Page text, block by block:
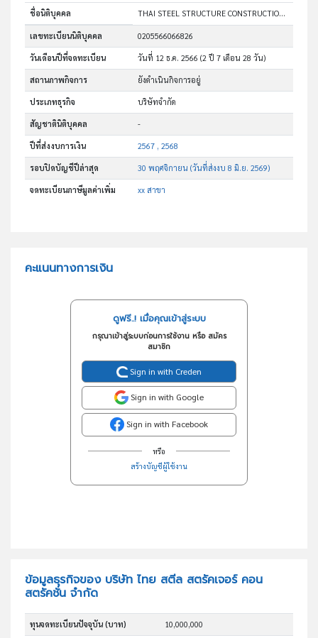
ชื่อนิติบุคคล THAI STEEL STRUCTURE CONSTRUCTION CO., LTD.
เลขทะเบียนนิติบุคคล 0205566066826
วันเดือนปีที่จดทะเบียน วันที่ 12 ธ.ค. 2566(2 ปี 7 เดือน 28 วัน)
สถานภาพกิจการ ยังดำเนินกิจการอยู่
ประเภทธุรกิจ บริษัทจำกัด
สัญชาตินิติบุคคล -
ปีที่ส่งงบการเงิน 2567 , 2568
รอบปิดบัญชีปีล่าสุด 30 พฤศจิกายน (วันที่ส่งงบ 8 มิ.ย. 2569)
จดทะเบียนภาษีมูลค่าเพิ่ม xx สาขา
คะแนนทางการเงิน
ดูฟรี..! เมื่อคุณเข้าสู่ระบบ
กรุณาเข้าสู่ระบบก่อนการใช้งาน หรือ สมัคร
สมาชิก
Sign in with Creden
Sign in with Google
Sign in with Facebook
หรือ
สร้างบัญชีผู้ใช้งาน
ข้อมูลธุรกิจของ บริษัท ไทย สตีล สตรัคเจอร์ คอน
สตรัคชั่น จำกัด
ทุนจดทะเบียนปัจจุบัน (บาท) 10,000,000